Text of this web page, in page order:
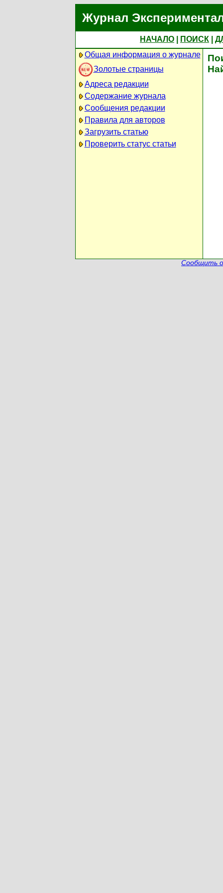
Журнал
НАЧАЛО ПОИСК
Общая информация о журнале
Золотые страницы
Адреса редакции
Содержание журнала
Сообщения редакции
Правила для авторов
Загрузить статью
Проверить статус статьи
Сообщить о